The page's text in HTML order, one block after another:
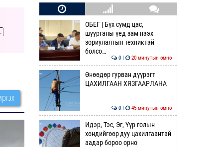
ОБЕГ | Бүх сумд цас,
шуурганы үед зам нээх
зориулалтын техниктэй
болсо…
0 | 20 минутын өмнө
Өнөөдөр гурван дүүрэгт
ЦАХИЛГААН ХЯЗГААРЛАНА
0 | 45 минутын өмнө
Идэр, Тэс, Эг, Үүр голын
хөндийгөөр дуу цахилгаантай
аадар бороо орно